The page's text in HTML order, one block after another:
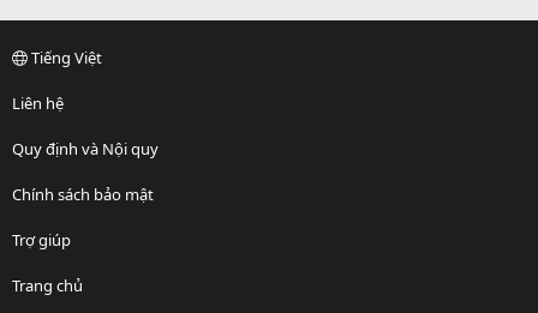
Tiếng Việt
Liên hệ
Quy định và Nội quy
Chính sách bảo mật
Trợ giúp
Trang chủ